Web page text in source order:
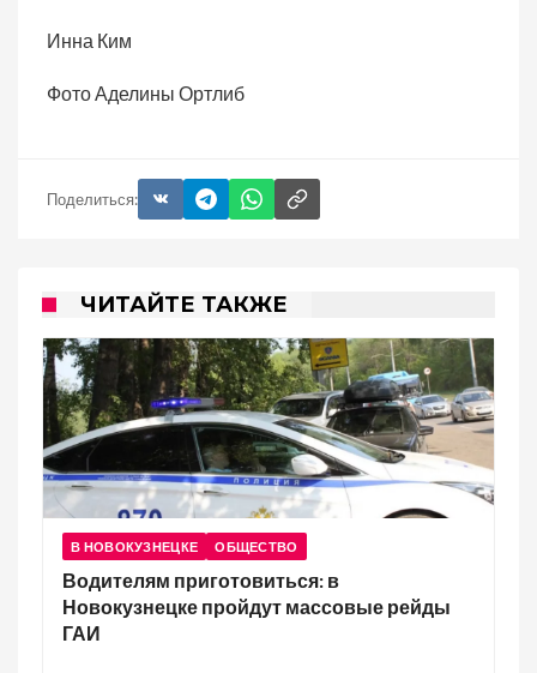
Инна Ким
Фото Аделины Ортлиб
Поделиться:
ЧИТАЙТЕ ТАКЖЕ
В НОВОКУЗНЕЦКЕ ОБЩЕСТВО
Водителям приготовиться: в
Новокузнецке пройдут массовые рейды
ГАИ